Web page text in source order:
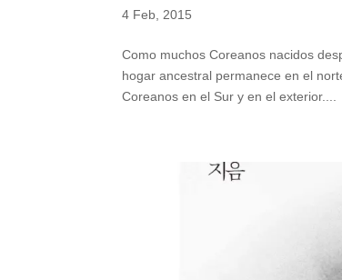
4 Feb, 2015
Como muchos Coreanos nacidos
hogar ancestral permanece en el
Coreanos en el Sur y en el exterior....